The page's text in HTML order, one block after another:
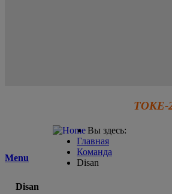
ТОКЕ-
Menu
Вы здесь:
Главная
Команда
Disan
Disan